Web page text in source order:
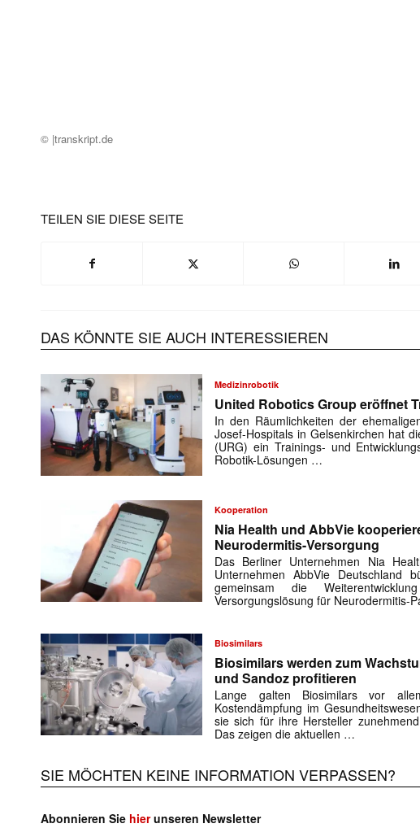
© |transkript.de
TEILEN SIE DIESE SEITE
DAS KÖNNTE SIE AUCH INTERESSIEREN
Medizinrobotik
United Robotics Group eröffnet
In den Räumlichkeiten der
Josef-Hospitals in Gelsenkirchen hat
(URG) ein Trainings- und
Robotik-Lösungen …
Kooperation
Nia Health und AbbVie
Neurodermitis-Versorgung
Das Berliner Unternehmen Nia
Unternehmen AbbVie Deutschland
gemeinsam die
Versorgungslösung für Neurodermitis-
Biosimilars
Biosimilars werden zum
und Sandoz profitieren
Lange galten Biosimilars vor
Kostendämpfung im
sie sich für ihre Hersteller
Das zeigen die aktuellen …
SIE MÖCHTEN KEINE INFORMATION VERPASSEN?
Abonnieren Sie hierunseren Newsletter